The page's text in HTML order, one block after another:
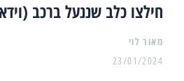
חילצו כלב שננעל ברכב
מאור לוי
23/01/2024